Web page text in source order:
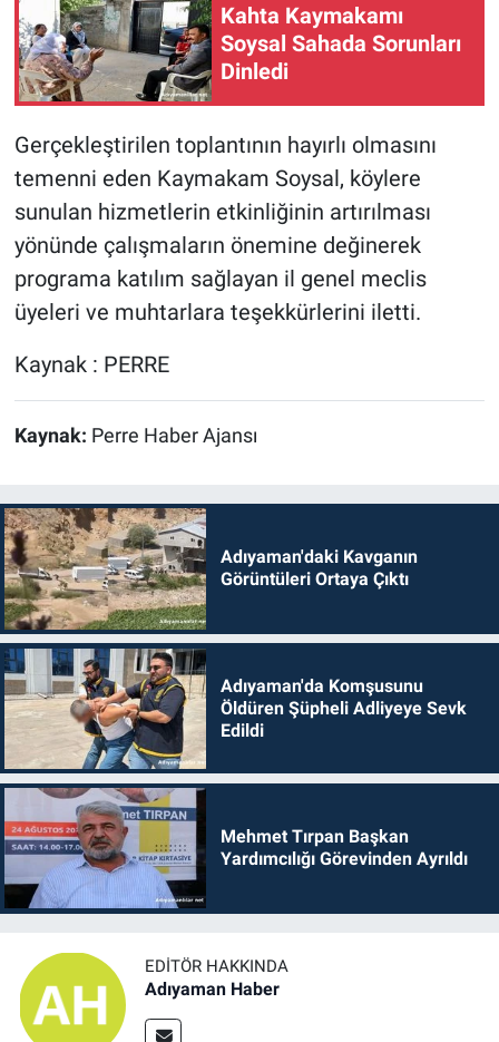
Kahta Kaymakamı
Soysal Sahada Sorunları
Dinledi
Gerçekleştirilen toplantının hayırlı olmasını
temenni eden Kaymakam Soysal, köylere
sunulan hizmetlerin etkinliğinin artırılması
yönünde çalışmaların önemine değinerek
programa katılım sağlayan il genel meclis
üyeleri ve muhtarlara teşekkürlerini iletti.
Kaynak : PERRE
Kaynak: Perre Haber Ajansı
Adıyaman'daki Kavganın
Görüntüleri Ortaya Çıktı
Adıyaman'da Komşusunu
Öldüren Şüpheli Adliyeye Sevk
Edildi
Mehmet Tırpan Başkan
Yardımcılığı Görevinden Ayrıldı
EDITÖR HAKKINDA
Adıyaman Haber